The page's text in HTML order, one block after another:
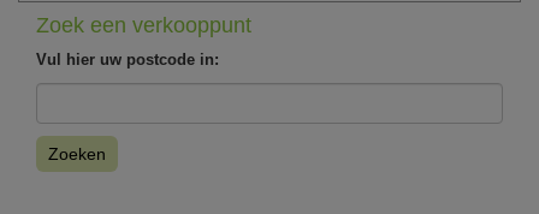
Zoek een verkooppunt
Vul hier uw postcode in:
Zoeken